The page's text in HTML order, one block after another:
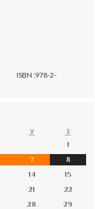
ISBN :978-2-
V S
1
7
8
14
15
21
22
28
29